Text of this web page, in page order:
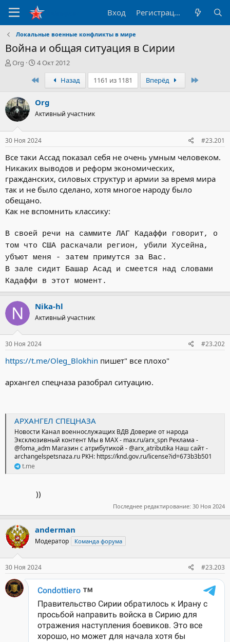
Вход Регистрация
Локальные военные конфликты в мире
Война и общая ситуация в Сирии
А
р
т
е
м
ы
Org
Д
т
н
а
ч
л
а
4 Окт 2012
ПервыйНазад 1161 из 1181 Вперёд
Org
Активный участник
30 Ноя 2024 #23.201
Все таки Ассад показал себя не очень умным человеком.
Никаких выводов и реформ экономических,
гражданских, силовых структур и армии за время мира
так и не было сделано, хотя многое народу было
обещано.
Как не вспомнить классику:
В своей речи на саммите ЛАГ Кадаффи говорит, о
том что США раскачали регион, убили Хусейна,
убъют меня - затем примутся за Вас.
В зале сидит Башар Асад и смеется над словами
Кадаффи в этот момент.
Nika-hl
Активный участник
30 Ноя 2024 #23.202
https://t.me/Oleg_Blokhin пишет" все плохо"
архангел спецназа разобрал ситуацию.
АРХАНГЕЛ СПЕЦНАЗА
Новости Канал военнослужащих ВДВ Доверие от народа
Эксклюзивный контент Мы в MAX - max.ru/arx_spn Реклама -
@foma_adm Магазин с атрибутикой - @arx_atributika Наш сайт -
archangelspetsnaza.ru РКН: https://knd.gov.ru/license?id=673b3b501
t.me
))​
Последнее редактирование: 30 Ноя 2024
anderman
Модератор Команда форума
30 Ноя 2024 #23.203